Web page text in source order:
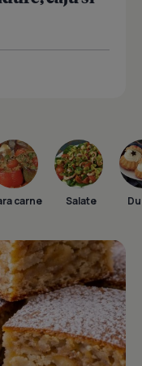
carne Salate